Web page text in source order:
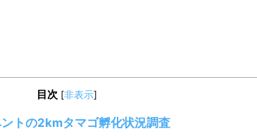
目次 [非表示]
ントの2kmタマゴ孵化状況調査